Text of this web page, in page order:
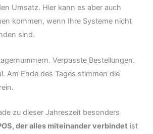
Umsatz. Hier kann es aber auch
kommen, wenn Ihre Systeme nicht
sind.
Verpasste Bestellungen.
Am Ende des Tages stimmen die
zu dieser Jahreszeit besonders
der alles miteinander verbindet ist